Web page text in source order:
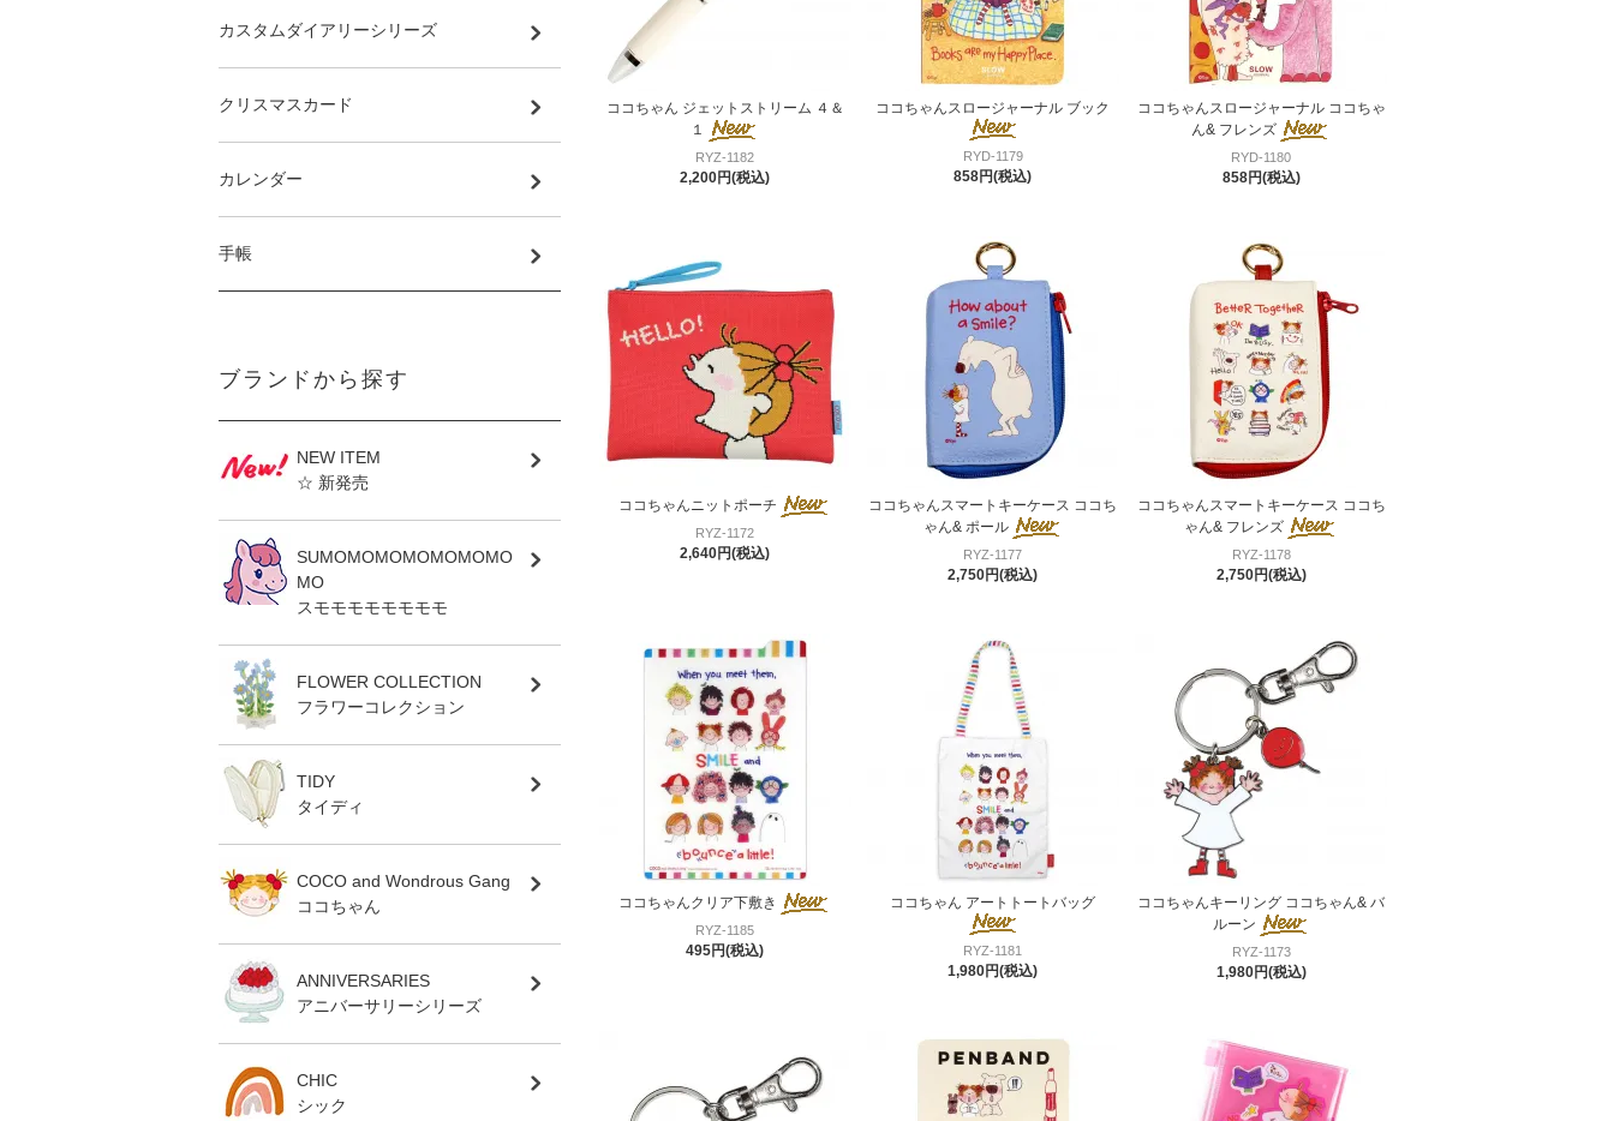
ココちゃん ジェットストリーム ４＆
１
RYZ-1182
2,200円(税込)
ココちゃんスロージャーナル ブック
RYD-1179
858円(税込)
ココちゃんスロージャーナル ココちゃ
ん& フレンズ
RYD-1180
858円(税込)
ココちゃんニットポーチ
RYZ-1172
2,640円(税込)
ココちゃんスマートキーケース ココち
ゃん& ポール
RYZ-1177
2,750円(税込)
ココちゃんスマートキーケース ココち
ゃん& フレンズ
RYZ-1178
2,750円(税込)
ココちゃんクリア下敷き
RYZ-1185
495円(税込)
ココちゃん アートトートバッグ
RYZ-1181
1,980円(税込)
ココちゃんキーリング ココちゃん& バ
ルーン
RYZ-1173
1,980円(税込)
カスタムダイアリーシリーズ
クリスマスカード
カレンダー
手帳
ブランドから探す
NEW ITEM
☆ 新発売
SUMOMOMOMOMOMOMO
MO
スモモモモモモモモ
FLOWER COLLECTION
フラワーコレクション
TIDY
タイディ
COCO and Wondrous Gang
ココちゃん
ANNIVERSARIES
アニバーサリーシリーズ
CHIC
シック